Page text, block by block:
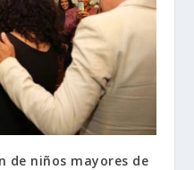
de niños mayores de